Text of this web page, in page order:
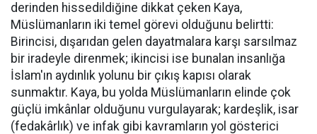
derinden hissedildiğine dikkat çeken Kaya,
Müslümanların iki temel görevi olduğunu belirtti:
Birincisi, dışarıdan gelen dayatmalara karşı sarsılmaz
bir iradeyle direnmek; ikincisi ise bunalan insanlığa
İslam'ın aydınlık yolunu bir çıkış kapısı olarak
sunmaktır. Kaya, bu yolda Müslümanların elinde çok
güçlü imkânlar olduğunu vurgulayarak; kardeşlik, isar
(fedakârlık) ve infak gibi kavramların yol gösterici